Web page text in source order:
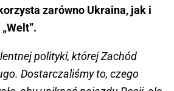
zarówno Ukraina, jak i
polityki, której Zachód
Dostarczaliśmy to, czego